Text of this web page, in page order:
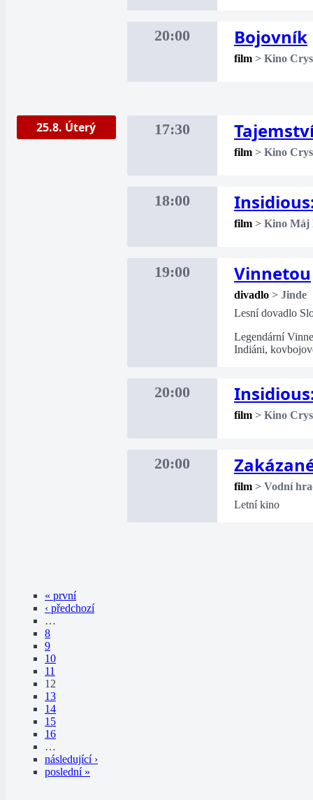
20:00 Bojovník
film > Kino
25.8. Úterý 17:30
film > Kino
18:00
film > Kino Máj
19:00 Vinnetou
divadlo > Jinde
Lesní dovadlo
Legendární
Indiáni,
20:00
film > Kino
20:00
film > Vodní
Letní kino
« první
‹ předchozí
…
8
9
10
11
12
13
14
15
16
…
následující ›
poslední »